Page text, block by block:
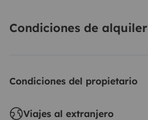
Condiciones de alquiler
Condiciones del propietario
Viajes al extranjero